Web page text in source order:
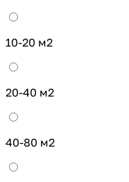
10-20 м2
20-40 м2
40-80 м2